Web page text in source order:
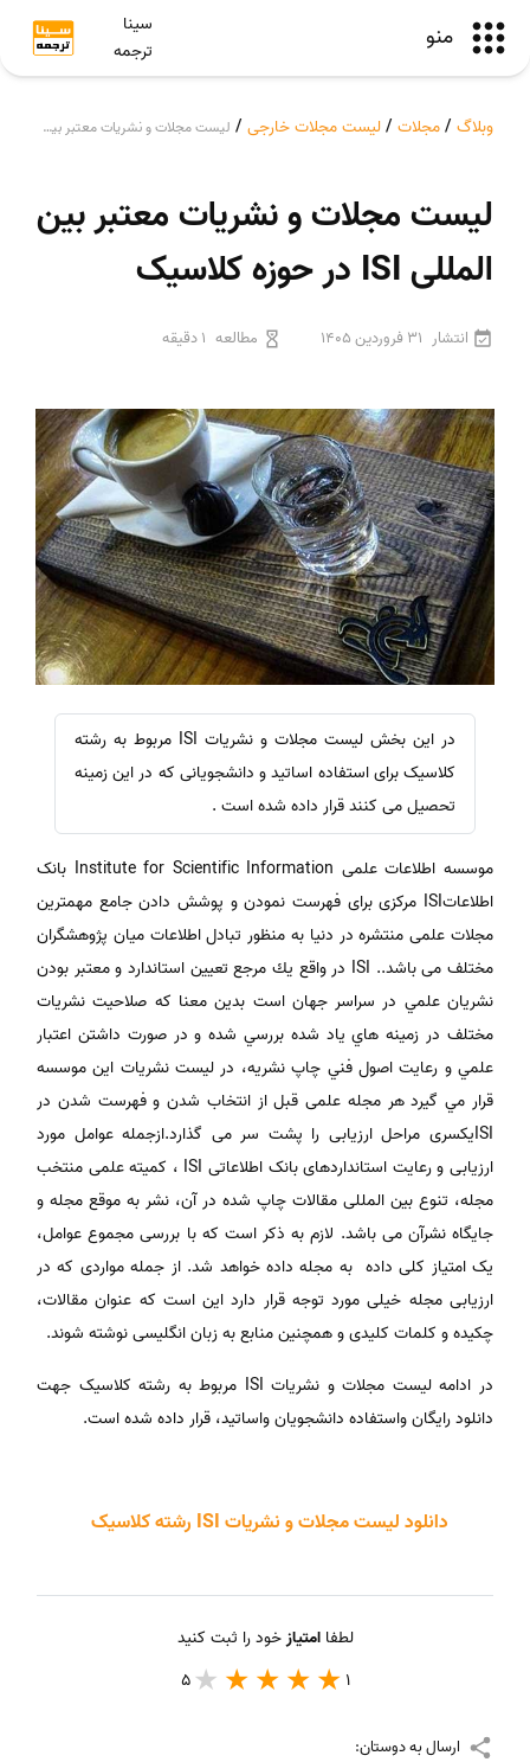
منو
سینا
ترجمه
وبلاگ /مجلات /لیست مجلات خارجی / لیست مجلات و نشریات معتبر بین المللی ISI در حوزه کلاسیک
لیست مجلات و نشریات معتبر بین
المللی ISI در حوزه کلاسیک
انتشار 31 فروردین 1405 مطالعه 1 دقیقه
در این بخش لیست مجلات و نشریات ISI مربوط به رشته
کلاسیک برای استفاده اساتید و دانشجویانی که در این زمینه
تحصیل می کنند قرار داده شده است .
موسسه اطلاعات علمی Institute for Scientific Information بانک
اطلاعاتISI مرکزی برای فهرست نمودن و پوشش دادن جامع مهمترین
مجلات علمی منتشره در دنیا به منظور تبادل اطلاعات میان پژوهشگران
مختلف می باشد.. ISI در واقع يك مرجع تعيين استاندارد و معتبر بودن
نشريان علمي در سراسر جهان است بدين معنا كه صلاحيت نشريات
مختلف در زمينه هاي ياد شده بررسي شده و در صورت داشتن اعتبار
علمي و رعايت اصول فني چاپ نشريه، در ليست نشريات اين موسسه
قرار مي گيرد هر مجله علمی قبل از انتخاب شدن و فهرست شدن در
ISIیکسری مراحل ارزیابی را پشت سر می گذارد.ازجمله عوامل مورد
ارزیابی و رعایت استانداردهای بانک اطلاعاتی ISI ، کمیته علمی منتخب
مجله، تنوع بین المللی مقالات چاپ شده در آن، نشر به موقع مجله و
جایگاه نشرآن می باشد. لازم به ذکر است که با بررسی مجموع عوامل،
یک امتیاز کلی داده به مجله داده خواهد شد. از جمله مواردی که در
ارزیابی مجله خیلی مورد توجه قرار دارد این است که عنوان مقالات،
چکیده و کلمات کلیدی و همچنین منابع به زبان انگلیسی نوشته شوند.
در ادامه لیست مجلات و نشریات ISI مربوط به رشته کلاسیک جهت
دانلود رایگان واستفاده دانشجویان واساتید، قرار داده شده است.
دانلود لیست مجلات و نشریات ISI رشته کلاسیک
لطفاامتیازخود را ثبت کنید
1
5
ارسال به دوستان: